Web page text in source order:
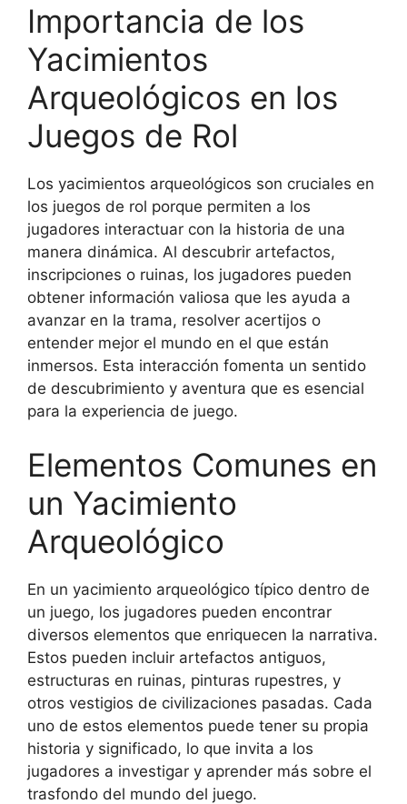
Importancia de los
Yacimientos
Arqueológicos en los
Juegos de Rol
Los yacimientos arqueológicos son cruciales en
los juegos de rol porque permiten a los
jugadores interactuar con la historia de una
manera dinámica. Al descubrir artefactos,
inscripciones o ruinas, los jugadores pueden
obtener información valiosa que les ayuda a
avanzar en la trama, resolver acertijos o
entender mejor el mundo en el que están
inmersos. Esta interacción fomenta un sentido
de descubrimiento y aventura que es esencial
para la experiencia de juego.
Elementos Comunes en
un Yacimiento
Arqueológico
En un yacimiento arqueológico típico dentro de
un juego, los jugadores pueden encontrar
diversos elementos que enriquecen la narrativa.
Estos pueden incluir artefactos antiguos,
estructuras en ruinas, pinturas rupestres, y
otros vestigios de civilizaciones pasadas. Cada
uno de estos elementos puede tener su propia
historia y significado, lo que invita a los
jugadores a investigar y aprender más sobre el
trasfondo del mundo del juego.